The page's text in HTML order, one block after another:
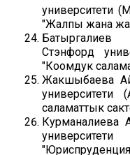
университети
"Жалпы жана
Стэнфорд
"Коомдук
Жакшыбаева
университети
саламаттык
Курманалиева